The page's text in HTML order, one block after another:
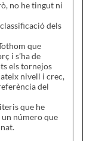
no he tingut ni
dels
que
i s’ha de
els tornejos
nivell i crec,
del
que he
número que